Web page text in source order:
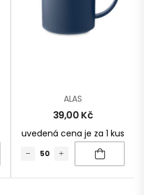
ALAS
39,00 Kč
uvedená cena je za 1 kus